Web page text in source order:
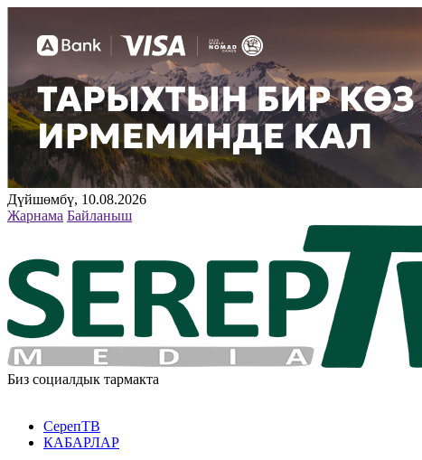
Дүйшөмбү, 10.08.2026
Жарнама Байланыш
Биз социалдык тармакта
СерепТВ
КАБАРЛАР